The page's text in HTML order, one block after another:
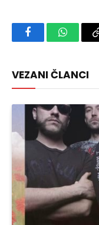
Facebook
VEZANI ČLANCI